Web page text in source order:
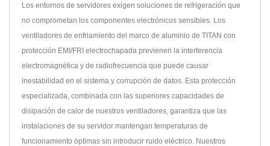
Los entornos de servidores exigen soluciones de refrigeración que
no comprometan los componentes electrónicos sensibles. Los
ventiladores de enfriamiento del marco de aluminio de TITAN con
protección EMI/FRI electrochapada previenen la interferencia
electromagnética y de radiofrecuencia que puede causar
inestabilidad en el sistema y corrupción de datos. Esta protección
especializada, combinada con las superiores capacidades de
disipación de calor de nuestros ventiladores, garantiza que las
instalaciones de su servidor mantengan temperaturas de
funcionamiento óptimas sin introducir ruido eléctrico. Nuestros